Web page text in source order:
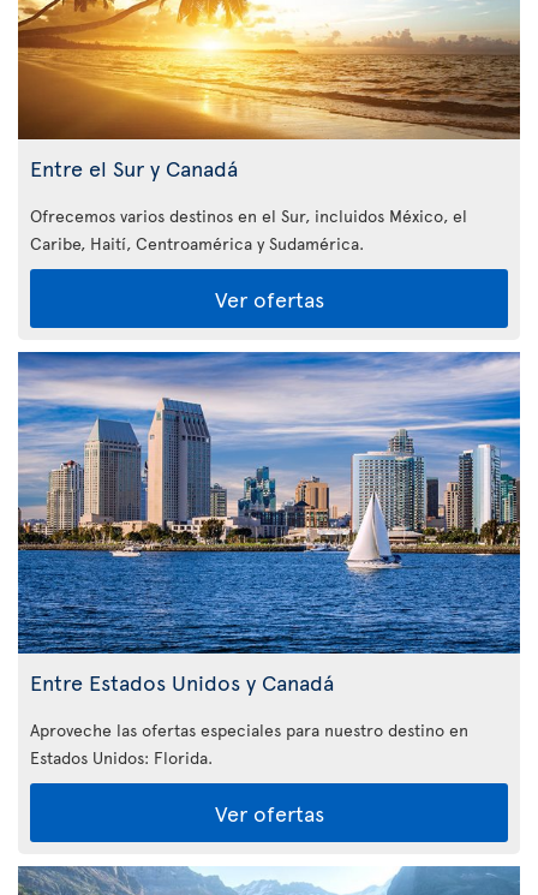
Entre el Sur y Canadá
Ofrecemos varios destinos en el Sur, incluidos México, el
Caribe, Haití, Centroamérica y Sudamérica.
Ver ofertas
Entre Estados Unidos y Canadá
Aproveche las ofertas especiales para nuestro destino en
Estados Unidos: Florida.
Ver ofertas